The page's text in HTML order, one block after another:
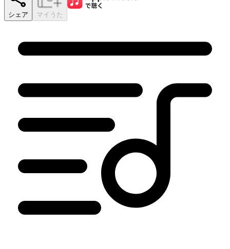
シェア マイうた